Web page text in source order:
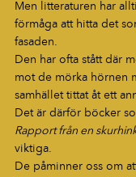
Men litteraturen har
förmåga att hitta det
fasaden.
Den har ofta stått där
mot de mörka hörnen
samhället tittat åt ett
Det är därför böcker
Rapport från en
viktiga.
De påminner oss om